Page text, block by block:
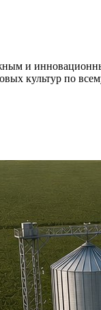
и
культур по